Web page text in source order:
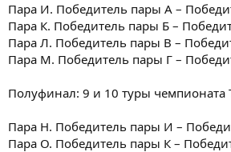
Пара И. Победитель пары А –
Пара К. Победитель пары Б –
Пара Л. Победитель пары В –
Пара М. Победитель пары Г –
Полуфинал: 9 и 10 туры чемпионата
Пара Н. Победитель пары И –
Пара О. Победитель пары К –